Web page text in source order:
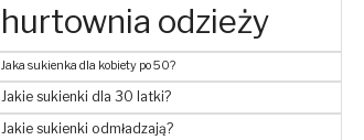
hurtownia odzieży
Jaka sukienka dla kobiety po 50?
Jakie sukienki dla 30 latki?
Jakie sukienki odmładzają?